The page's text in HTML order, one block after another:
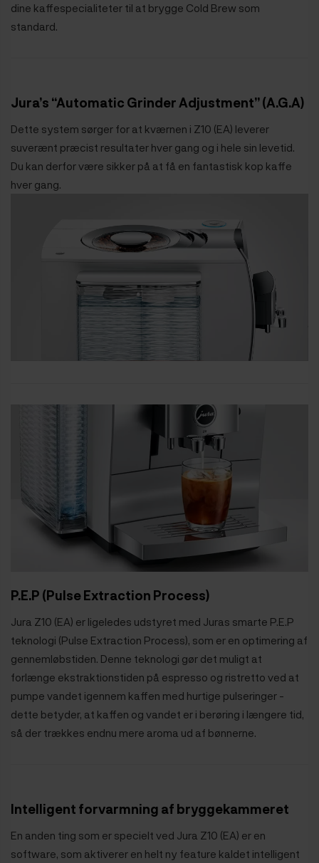
dine kaffespecialiteter til at brygge Cold Brew som
standard.
Jura’s “Automatic Grinder Adjustment” (A.G.A)
Dette system sørger for at kværnen i Z10 (EA) leverer
suverænt præcist resultater hver gang og i hele sin levetid.
Du kan derfor være sikker på at få en fantastisk kop kaffe
hver gang.
P.E.P (Pulse Extraction Process)
Jura Z10 (EA) er ligeledes udstyret med Juras smarte P.E.P
teknologi (Pulse Extraction Process), som er en optimering af
gennemløbstiden. Denne teknologi gør det muligt at
forlænge ekstraktionstiden på espresso og ristretto ved at
pumpe vandet igennem kaffen med hurtige pulseringer -
dette betyder, at kaffen og vandet er i berøring i længere tid,
så der trækkes endnu mere aroma ud af bønnerne.
Intelligent forvarmning af bryggekammeret
En anden ting som er specielt ved Jura Z10 (EA) er en
software, som aktiverer en helt ny feature kaldet intelligent